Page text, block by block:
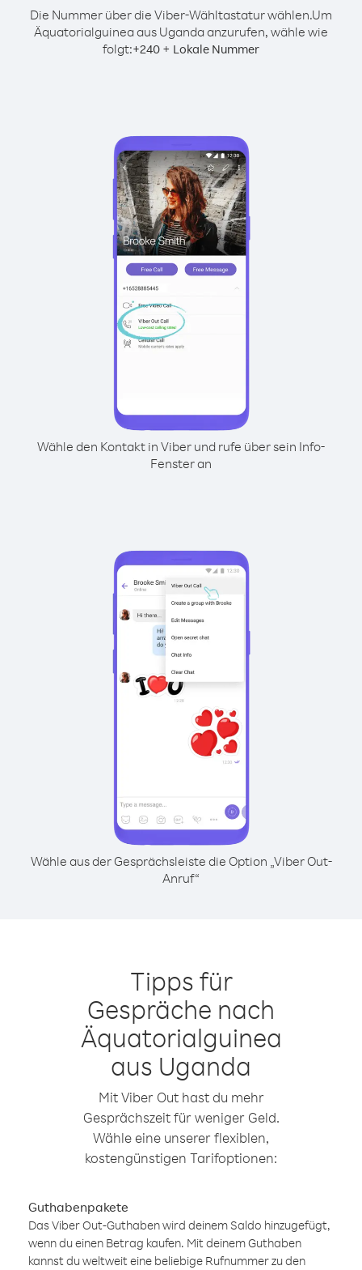
Die Nummer über die Viber-Wähltastatur wählen.Um
Äquatorialguinea aus Uganda anzurufen, wähle wie
folgt:+240 + Lokale Nummer
Wähle den Kontakt in Viber und rufe über sein Info-
Fenster an
Wähle aus der Gesprächsleiste die Option „Viber Out-
Anruf“
Tipps für
Gespräche nach
Äquatorialguinea
aus Uganda
Mit Viber Out hast du mehr
Gesprächszeit für weniger Geld.
Wähle eine unserer flexiblen,
kostengünstigen Tarifoptionen:
Guthabenpakete
Das Viber Out-Guthaben wird deinem Saldo hinzugefügt,
wenn du einen Betrag kaufen. Mit deinem Guthaben
kannst du weltweit eine beliebige Rufnummer zu den